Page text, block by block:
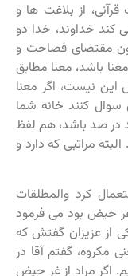
قرآنی، از بلاغت ها و
خداوند، خدا دو
مقتضای فصاحت و
باشد، معنا مطابق
این نیست، اگر معنا
کنند خانه شما
در صد باشد، هم لفظ
مراتبی که دارد و
کرد والمطلقات
غر حیض بود می فرمود
عزیزان گفتش که
گفتم آقا در
اگر مراد از غر حیض